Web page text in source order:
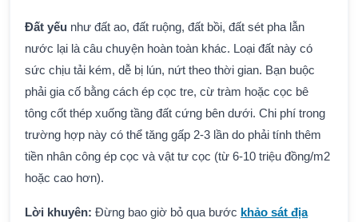
Đất yếu như đất ao, đất ruộng, đất bồi, đất sét pha lẫn
nước lại là câu chuyện hoàn toàn khác. Loại đất này có
sức chịu tải kém, dễ bị lún, nứt theo thời gian. Bạn buộc
phải gia cố bằng cách ép cọc tre, cừ tràm hoặc cọc bê
tông cốt thép xuống tầng đất cứng bên dưới. Chi phí trong
trường hợp này có thể tăng gấp 2-3 lần do phải tính thêm
tiền nhân công ép cọc và vật tư cọc (từ 6-10 triệu đồng/m2
hoặc cao hơn).
Lời khuyên: Đừng bao giờ bỏ qua bước khảo sát địa